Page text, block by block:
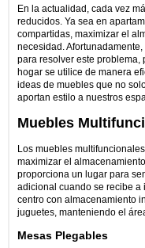
En la actualidad, cada vez
reducidos. Ya sea en
compartidas, maximizar el
necesidad.
para resolver este problema,
hogar se utilice de manera
ideas de muebles que no
aportan estilo a nuestros
Muebles
Los muebles
maximizar el
proporciona un lugar para
adicional cuando se recibe a
centro con almacenamiento
juguetes, manteniendo el
Mesas Plegables